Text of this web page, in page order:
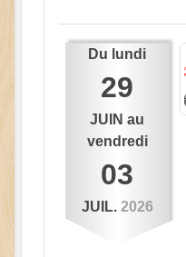
Du lundi
29
JUIN au
vendredi
03
JUIL. 2026